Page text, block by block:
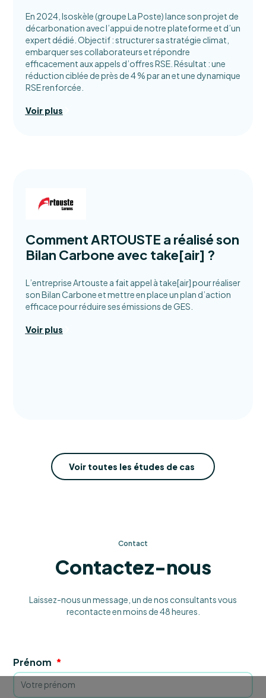
En 2024, Isoskèle (groupe La Poste) lance son projet de
décarbonation avec l’appui de notre plateforme et d’un
expert dédié. Objectif : structurer sa stratégie climat,
embarquer ses collaborateurs et répondre
efficacement aux appels d’offres RSE. Résultat : une
réduction ciblée de près de 4 % par an et une dynamique
RSE renforcée.
Voir plus
Comment ARTOUSTE a réalisé son
Bilan Carbone avec take[air] ?
L’entreprise Artouste a fait appel à take[air] pour réaliser
son Bilan Carbone et mettre en place un plan d’action
efficace pour réduire ses émissions de GES.
Voir plus
Voir toutes les études de cas
Contact
Contactez-nous
Laissez-nous un message, un de nos consultants vous
recontacte en moins de 48 heures.
Prénom